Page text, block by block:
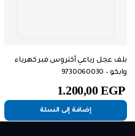
بلف عجل رباعي أكتروس فبر كهرباء
وابكو – 9730060030
1.200,00EGP
إضافة إلى السلة